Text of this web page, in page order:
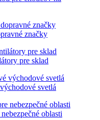
značky
pre sklad
svetlá
oblasti